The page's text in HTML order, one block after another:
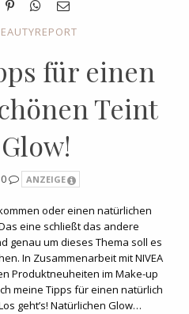
für einen
Teint
ANZEIGE
oder einen natürlichen
eine schließt das andere
genau um dieses Thema soll es
In Zusammenarbeit mit NIVEA
Produktneuheiten im Make-up
meine Tipps für einen natürlich
geht’s! Natürlichen Glow…